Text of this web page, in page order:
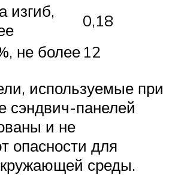
изгиб,
0,18
не более 12
используемые при
сэндвич-панелей
и не
опасности для
среды.